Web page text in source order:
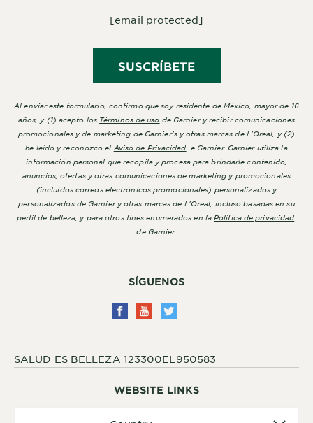
WEBSITE LINKS
SÍGUENOS
SALUD ES BELLEZA 123300EL950583
[email protected]
SUSCRÍBETE
Al enviar este formulario, confirmo que soy residente de México, mayor de 16
años, y (1) acepto los Términos de uso de Garnier y recibir comunicaciones
promocionales y de marketing de Garnier's y otras marcas de L'Oreal, y (2)
he leído y reconozco el Aviso de Privacidade Garnier. Garnier utiliza la
información personal que recopila y procesa para brindarle contenido,
anuncios, ofertas y otras comunicaciones de marketing y promocionales
(incluidos correos electrónicos promocionales) personalizados y
personalizados de Garnier y otras marcas de L'Oreal, incluso basadas en su
perfil de belleza, y para otros fines enumerados en laPolítica de privacidad
de Garnier.